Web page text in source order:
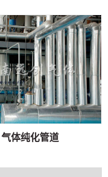
气体纯化管道